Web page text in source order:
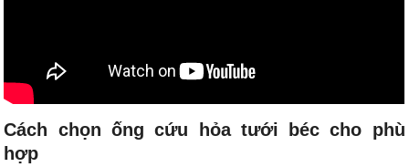
Cách chọn ống cứu hỏa tưới béc cho phù
hợp